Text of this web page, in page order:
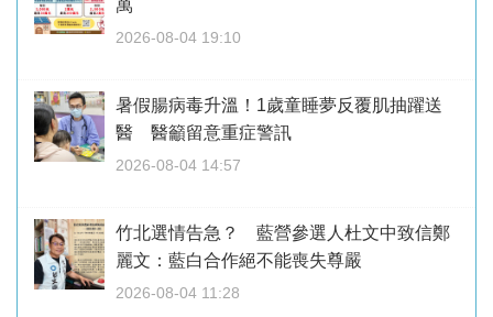
萬
2026-08-04 19:10
暑假腸病毒升溫！1歲童睡夢反覆肌抽躍送
醫 醫籲留意重症警訊
2026-08-04 14:57
竹北選情告急？ 藍營參選人杜文中致信鄭
麗文：藍白合作絕不能喪失尊嚴
2026-08-04 11:28